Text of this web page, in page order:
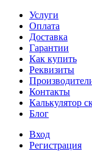
Услуги
Оплата
Доставка
Гарантии
Как купить
Реквизиты
Контакты
Калькулятор
Блог
Вход
Регистрация